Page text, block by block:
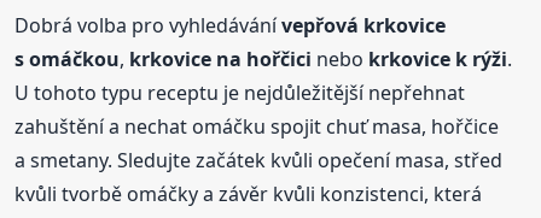
Dobrá volba pro vyhledávánívepřová krkovice
s omáčkou, krkovice na hořčici nebo krkovice k rýži.
U tohoto typu receptu je nejdůležitější nepřehnat
zahuštění a nechat omáčku spojit chuť masa, hořčice
a smetany. Sledujte začátek kvůli opečení masa, střed
kvůli tvorbě omáčky a závěr kvůli konzistenci, která